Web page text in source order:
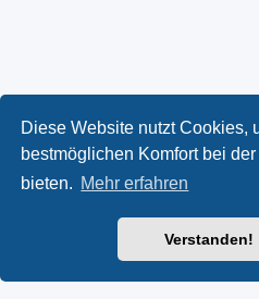
Diese Website nutzt Cookies,
bestmöglichen Komfort bei
bieten. Mehr erfahren
Verstanden!